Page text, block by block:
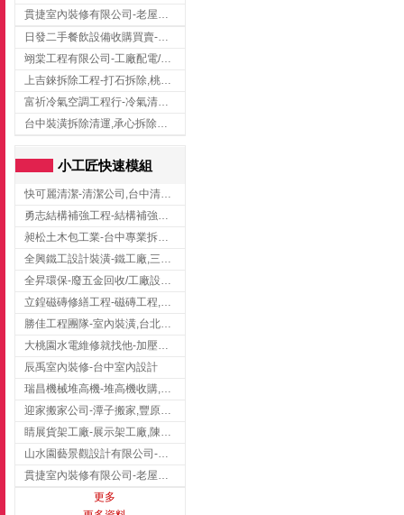
日發二手餐飲設備收購買賣-二手貨買賣,台中二手貨買賣,台中二手餐飲收購
翊棠工程有限公司-工廠配電/高雄消防機電公司
上吉錸拆除工程-打石拆除,桃園打石拆除,桃園拆除工程
富祈冷氣空調工程行-冷氣清洗,台中冷氣清洗,台中冷氣安裝,北區冷氣清洗
台中裝潢拆除清運,承心拆除清運工程-台中包月垃圾清運,台中工廠垃圾清運,北區裝潢拆除清運
小工匠快速模組
快可麗清潔-清潔公司,台中清潔公司,台中居家清潔
昶松土木包工業-台中專業拆除工程/挖土機出租
勝佳工程團隊-室內裝潢,台北房屋裝修,三重室內裝修
大桃園水電維修就找他-加壓馬達,抽水馬達,桃園水電行,中壢水電
辰禹室內裝修-台中室內設計
迎家搬家公司-潭子搬家,豐原搬家,大雅搬家,大甲搬家,台中推薦搬家,台中搬家
山水園藝景觀設計有限公司-景觀工程,景觀設計,新竹園藝工程,新竹景觀設計
更多